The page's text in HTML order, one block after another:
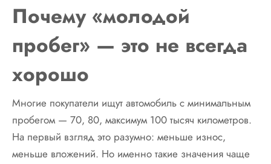
Почему «молодой
пробег» — это не всегда
хорошо
Многие покупатели ищут автомобиль с минимальным
пробегом — 70, 80, максимум 100 тысяч километров.
На первый взгляд это разумно: меньше износ,
меньше вложений. Но именно такие значения чаще